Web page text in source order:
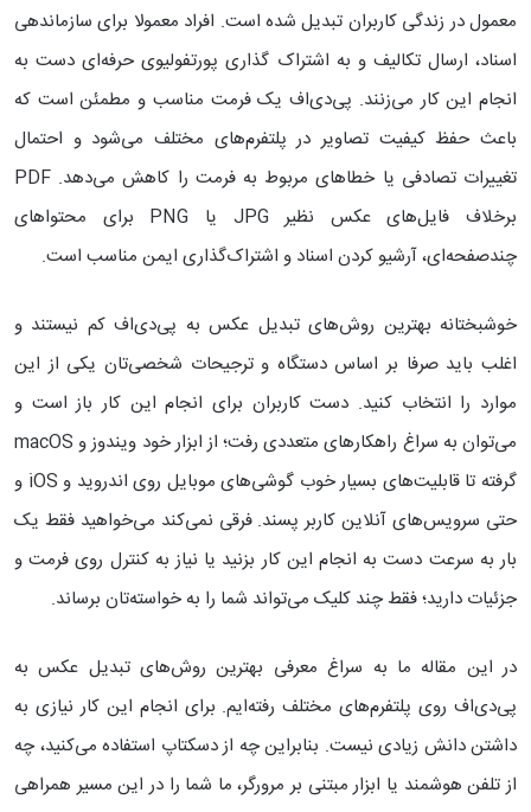
معمول در زندگی کاربران تبدیل شده است. افراد معمولا برای سازماندهی
اسناد، ارسال تکالیف و به اشتراک گذاری پورتفولیوی حرفه‌ای دست به
انجام این کار می‌زنند. پی‌دی‌اف یک فرمت مناسب و مطمئن است که
باعث حفظ کیفیت تصاویر در پلتفرم‌های مختلف می‌شود و احتمال
تغییرات تصادفی یا خطاهای مربوط به فرمت را کاهش می‌دهد. PDF
برخلاف فایل‌های عکس نظیر JPG یا PNG برای محتواهای
چندصفحه‌ای، آرشیو کردن اسناد و اشتراک‌گذاری ایمن مناسب است.
خوشبختانه بهترین روش‌های تبدیل عکس به پی‌دی‌اف کم نیستند و
اغلب باید صرفا بر اساس دستگاه و ترجیحات شخصی‌تان یکی از این
موارد را انتخاب کنید. دست کاربران برای انجام این کار باز است و
می‌توان به سراغ راهکارهای متعددی رفت؛ از ابزار خود ویندوز و macOS
گرفته تا قابلیت‌های بسیار خوب گوشی‌های موبایل روی اندروید و iOS و
حتی سرویس‌های آنلاین کاربر پسند. فرقی نمی‌کند می‌خواهید فقط یک
بار به سرعت دست به انجام این کار بزنید یا نیاز به کنترل روی فرمت و
جزئیات دارید؛ فقط چند کلیک می‌تواند شما را به خواسته‌تان برساند.
در این مقاله ما به سراغ معرفی بهترین روش‌های تبدیل عکس به
پی‌دی‌اف روی پلتفرم‌های مختلف رفته‌ایم. برای انجام این کار نیازی به
داشتن دانش زیادی نیست. بنابراین چه از دسکتاپ استفاده می‌کنید، چه
از تلفن هوشمند یا ابزار مبتنی بر مرورگر، ما شما را در این مسیر همراهی